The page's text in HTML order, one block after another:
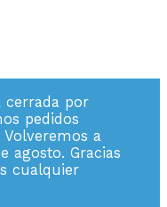
cerrada por
pedidos
a
agosto. Gracias
cualquier